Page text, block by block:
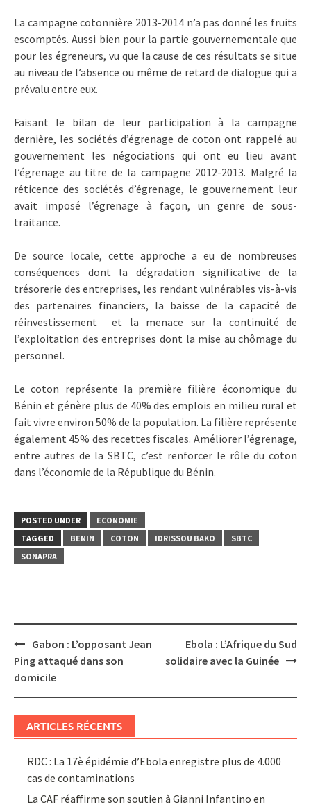
La campagne cotonnière 2013-2014 n’a pas donné les fruits
escomptés. Aussi bien pour la partie gouvernementale que
pour les égreneurs, vu que la cause de ces résultats se situe
au niveau de l’absence ou même de retard de dialogue qui a
prévalu entre eux.
Faisant le bilan de leur participation à la campagne
dernière, les sociétés d’égrenage de coton ont rappelé au
gouvernement les négociations qui ont eu lieu avant
l’égrenage au titre de la campagne 2012-2013. Malgré la
réticence des sociétés d’égrenage, le gouvernement leur
avait imposé l’égrenage à façon, un genre de sous-
traitance.
De source locale, cette approche a eu de nombreuses
conséquences dont la dégradation significative de la
trésorerie des entreprises, les rendant vulnérables vis-à-vis
des partenaires financiers, la baisse de la capacité de
réinvestissement et la menace sur la continuité de
l’exploitation des entreprises dont la mise au chômage du
personnel.
Le coton représente la première filière économique du
Bénin et génère plus de 40% des emplois en milieu rural et
fait vivre environ 50% de la population. La filière représente
également 45% des recettes fiscales. Améliorer l’égrenage,
entre autres de la SBTC, c’est renforcer le rôle du coton
dans l’économie de la République du Bénin.
POSTED UNDER
ECONOMIE
TAGGED
BENIN COTON IDRISSOU BAKO
SBTC
SONAPRA
Post
navigation
Gabon : L’opposant Jean
Ping attaqué dans son
domicile
Ebola : L’Afrique du Sud
solidaire avec la Guinée
ARTICLES RÉCENTS
RDC : La 17è épidémie d’Ebola enregistre plus de 4.000
cas de contaminations
La CAF réaffirme son soutien à Gianni Infantino en